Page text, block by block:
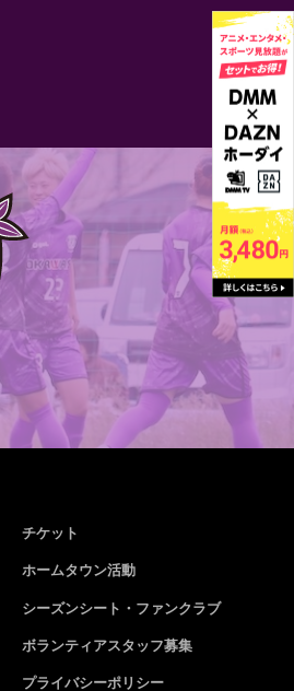
チケット
ホームタウン活動
シーズンシート・ファンクラブ
ボランティアスタッフ募集
プライバシーポリシー